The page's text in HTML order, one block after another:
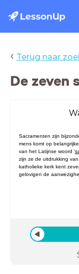
‹ Terug naar
De zeven
Sacramenten zijn
mens komt op
van het Latijnse woord '
zijn ze de uitdrukking
katholieke kerk kent
gelovigen de